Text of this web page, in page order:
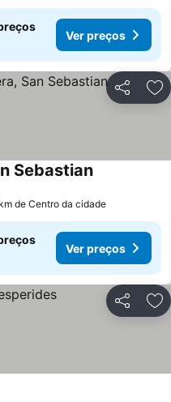
Ver preços
Partilhar
SebastianVer preços
de Centro da cidade
Ver preços
Partilhar